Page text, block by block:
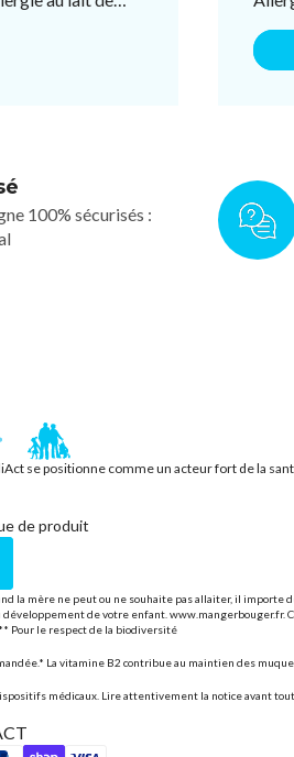
100% sécurisés :
se positionne comme un acteur fort de la
de produit
la mère ne peut ou ne souhaite pas allaiter, il
de votre enfant.
Pour le respect de la biodiversité
La vitamine B2 contribue au maintien des
médicaux. Lire attentivement la notice avant